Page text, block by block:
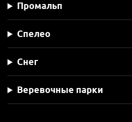
Промальп
Спелео
Снег
Веревочные парки